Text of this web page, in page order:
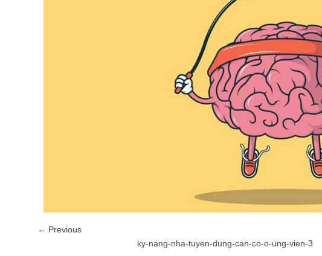
← Previous
ky-nang-nha-tuyen-dung-can-co-o-ung-vien-3